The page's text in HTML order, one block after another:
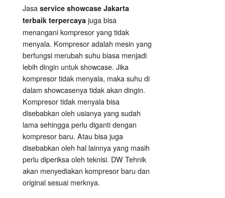
Jasa service showcase Jakarta
terbaik terpercaya juga bisa
menangani kompresor yang tidak
menyala. Kompresor adalah mesin yang
berfungsi merubah suhu biasa menjadi
lebih dingin untuk showcase. Jika
kompresor tidak menyala, maka suhu di
dalam showcasenya tidak akan dingin.
Kompresor tidak menyala bisa
disebabkan oleh usianya yang sudah
lama sehingga perlu diganti dengan
kompresor baru. Atau bisa juga
disebabkan oleh hal lainnya yang masih
perlu diperiksa oleh teknisi. DW Tehnik
akan menyediakan kompresor baru dan
original sesuai merknya.